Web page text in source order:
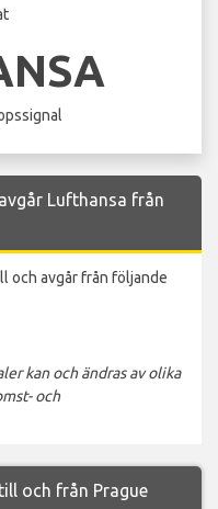
Lufthansa från
och avgår från följande
kan och ändras av olika
och
och från Prague